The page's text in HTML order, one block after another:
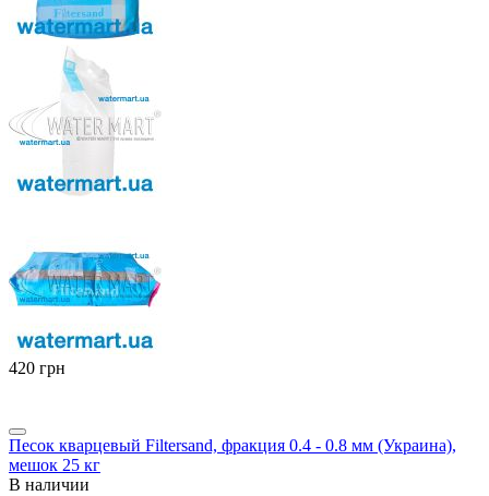
‍420‍ грн
Песок кварцевый Filtersand, фракция 0.4 - 0.8 мм (Украина),
мешок 25 кг
В наличии